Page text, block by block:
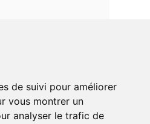
vous montrer un
analyser le trafic de